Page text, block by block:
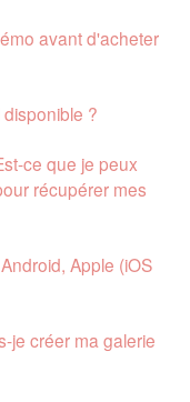
avant d'acheter
?
ce que je peux
récupérer mes
Apple (iOS
je créer ma galerie